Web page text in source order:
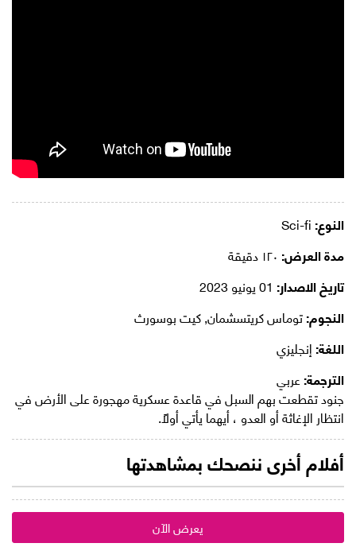
النوع:
مدة العرض:
تاريخ الاصدار:
النجوم:توماس كريتسشمان, كيت بوسورث
اللغة:إنجليزي
الترجمة:عربي
جنود تقطعت بهم السبل في قاعدة عسكرية مهجورة على الأرض في
انتظار الإغاثة أو العدو ، أيهما يأتي أولاً.
أفلام أخرى ننصحك بمشاهدتها
يعرض الآن